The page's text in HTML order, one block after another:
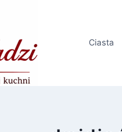
Ciasta